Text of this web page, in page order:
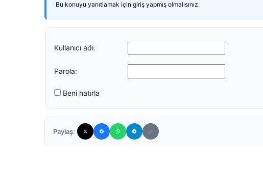
Bu konuyu yanıtlamak için giriş yapmış olmalısınız.
Kullanıcı adı:
Parola:
Beni hatırla
Paylaş: